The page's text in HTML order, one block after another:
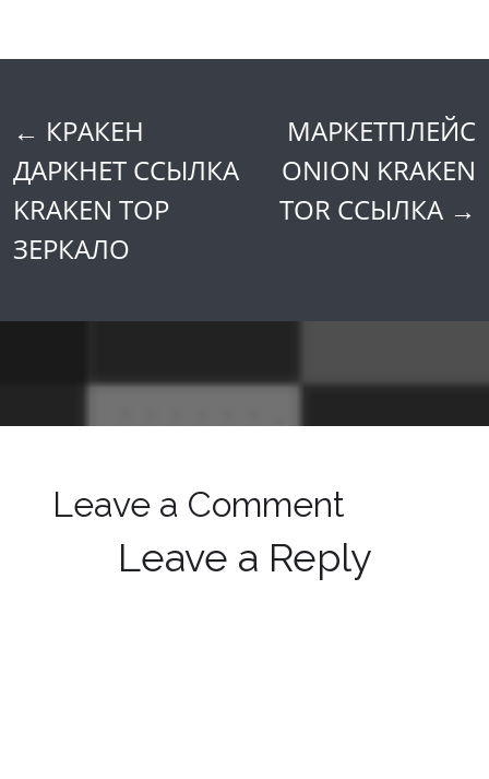
Post
navigation
← КРАКЕН
ДАРКНЕТ ССЫЛКА
KRAKEN ТОР
ЗЕРКАЛО
МАРКЕТПЛЕЙС
ONION KRAKEN
TOR ССЫЛКА →
Leave a Comment
Leave a Reply